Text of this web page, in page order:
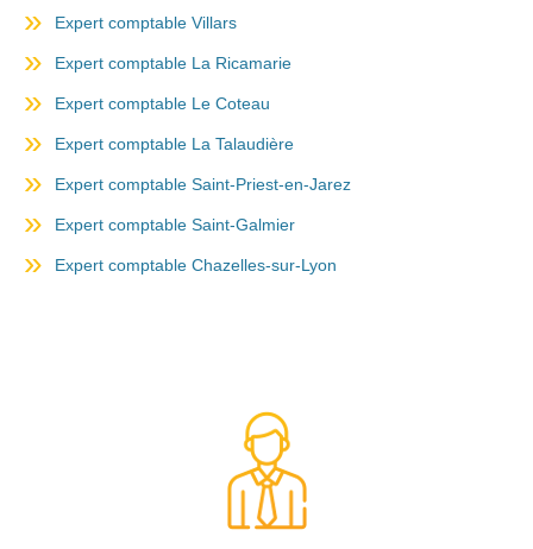
Expert comptable Villars
Expert comptable La Ricamarie
Expert comptable Le Coteau
Expert comptable La Talaudière
Expert comptable Saint-Priest-en-Jarez
Expert comptable Saint-Galmier
Expert comptable Chazelles-sur-Lyon